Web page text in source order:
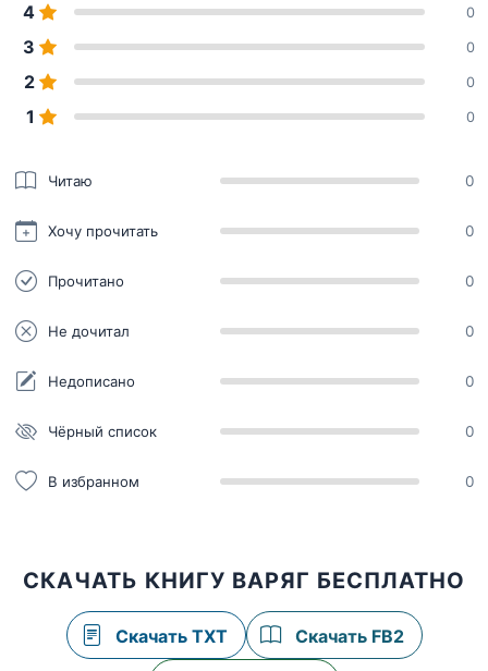
4 0
3 0
2 0
1 0
Читаю 0
Хочу прочитать 0
Прочитано 0
Не дочитал 0
Недописано 0
Чёрный список 0
В избранном 0
СКАЧАТЬ КНИГУ ВАРЯГ БЕСПЛАТНО
Скачать TXT Скачать FB2